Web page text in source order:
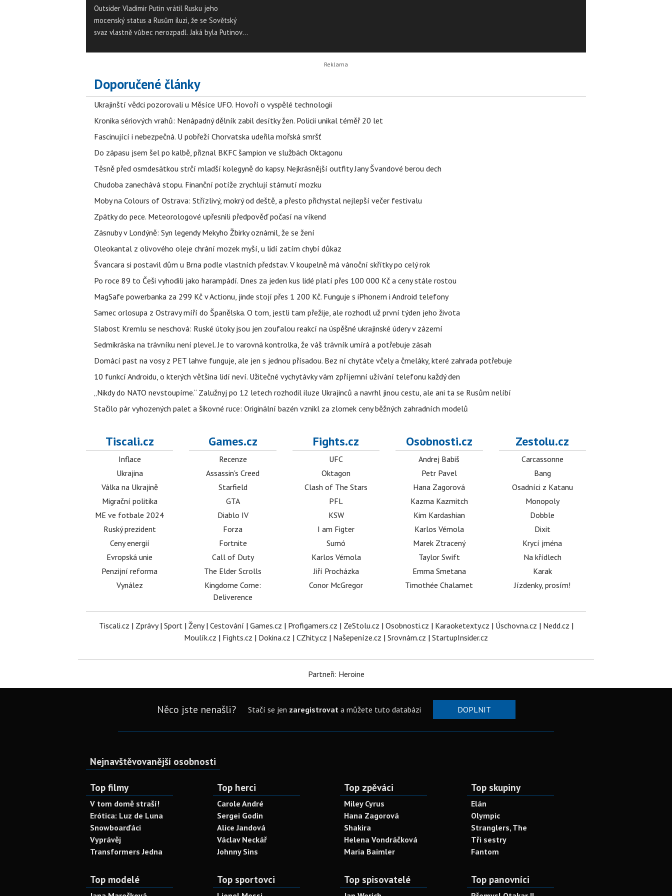
Outsider Vladimir Putin vrátil Rusku jeho
mocenský status a Rusům iluzi, že se Sovětský
svaz vlastně vůbec nerozpadl. Jaká byla Putinova
Doporučené články
Ukrajinští vědci pozorovali u Měsíce UFO. Hovoří o vyspělé technologii
Kronika sériových vrahů: Nenápadný dělník zabil desítky žen. Policii unikal téměř 20 let
Fascinující i nebezpečná. U pobřeží Chorvatska udeřila mořská smršť
Do zápasu jsem šel po kalbě, přiznal BKFC šampion ve službách Oktagonu
Těsně před osmdesátkou strčí mladší kolegyně do kapsy. Nejkrásnější outfity Jany Švandové berou dech
Chudoba zanechává stopu. Finanční potíže zrychlují stárnutí mozku
Moby na Colours of Ostrava: Střízlivý, mokrý od deště, a přesto přichystal nejlepší večer festivalu
Zpátky do pece. Meteorologové upřesnili předpověď počasí na víkend
Zásnuby v Londýně: Syn legendy Mekyho Žbirky oznámil, že se žení
Oleokantal z olivového oleje chrání mozek myší, u lidí zatím chybí důkaz
Švancara si postavil dům u Brna podle vlastních představ. V koupelně má vánoční skřítky po celý rok
Po roce 89 to Češi vyhodili jako harampádí. Dnes za jeden kus lidé platí přes 100 000 Kč a ceny stále rostou
MagSafe powerbanka za 299 Kč v Actionu, jinde stojí přes 1 200 Kč. Funguje s iPhonem i Android telefony
Samec orlosupa z Ostravy míří do Španělska. O tom, jestli tam přežije, ale rozhodl už první týden jeho života
Slabost Kremlu se neschová: Ruské útoky jsou jen zoufalou reakcí na úspěšné ukrajinské údery v zázemí
Sedmikráska na trávníku není plevel. Je to varovná kontrolka, že váš trávník umírá a potřebuje zásah
Domácí past na vosy z PET lahve funguje, ale jen s jednou přísadou. Bez ní chytáte včely a čmeláky, které zahrada potřebuje
10 funkcí Androidu, o kterých většina lidí neví. Užitečné vychytávky vám zpříjemní užívání telefonu každý den
„Nikdy do NATO nevstoupíme.“ Zalužnyj po 12 letech rozhodil iluze Ukrajinců a navrhl jinou cestu, ale ani ta se Rusům nelíbí
Stačilo pár vyhozených palet a šikovné ruce: Originální bazén vznikl za zlomek ceny běžných zahradních modelů
Tiscali.cz
Inflace
Ukrajina
Válka na Ukrajině
Migrační politika
ME ve fotbale 2024
Ruský prezident
Ceny energií
Evropská unie
Penzijní reforma
Vynález
Games.cz
Recenze
Assassin's Creed
Starfield
GTA
Diablo IV
Forza
Fortnite
Call of Duty
The Elder Scrolls
Kingdome Come:
Deliverence
Fights.cz
UFC
Oktagon
Clash of The Stars
PFL
KSW
I am Figter
Sumó
Karlos Vémola
Jiří Procházka
Conor McGregor
Osobnosti.cz
Andrej Babiš
Petr Pavel
Hana Zagorová
Kazma Kazmitch
Kim Kardashian
Karlos Vémola
Marek Ztracený
Taylor Swift
Emma Smetana
Timothée Chalamet
Zestolu.cz
Carcassonne
Bang
Osadníci z Katanu
Monopoly
Dobble
Dixit
Krycí jména
Na křídlech
Karak
Jízdenky, prosím!
Tiscali.cz | Zprávy| Sport| Ženy| Cestování | Games.cz | Profigamers.cz | ZeStolu.cz | Osobnosti.cz | Karaoketexty.cz | Úschovna.cz | Nedd.cz |
Moulík.cz | Fights.cz | Dokina.cz | CZhity.cz | Našepeníze.cz | Srovnám.cz | StartupInsider.cz
Partneři: Heroine
Něco jste nenašli? Stačí se jen zaregistrovata můžete tuto databázi DOPLNIT
Nejnavštěvovanější osobnosti
Top filmy
V tom domě straší!
Erótica: Luz de Luna
Snowboarďáci
Vyprávěj
Transformers Jedna
Top herci
Carole André
Sergei Godin
Alice Jandová
Václav Neckář
Johnny Sins
Top zpěváci
Miley Cyrus
Hana Zagorová
Shakira
Helena Vondráčková
Maria Baimler
Top skupiny
Elán
Olympic
Stranglers, The
Tři sestry
Fantom
Top modelé Top sportovci Top spisovatelé Top panovníci